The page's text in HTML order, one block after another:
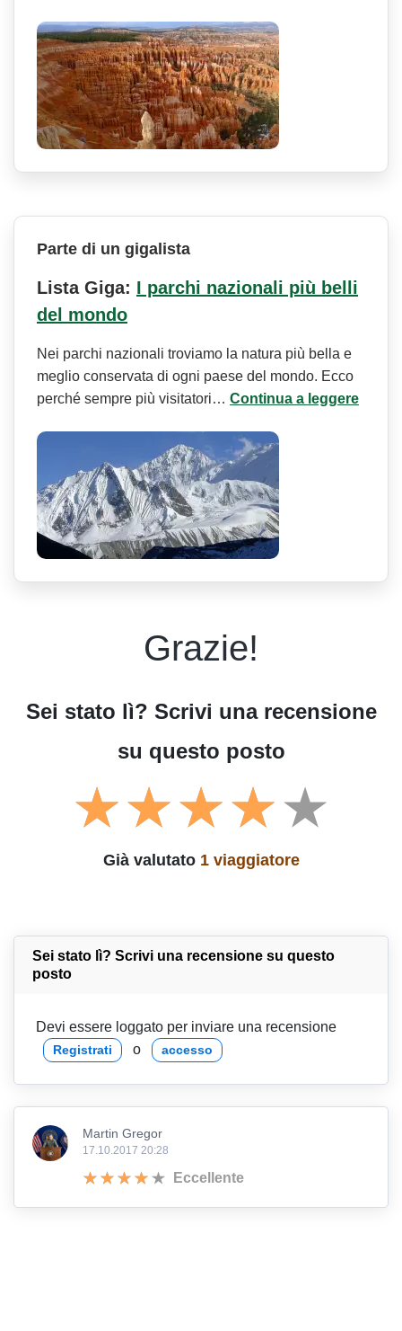
Parte di un gigalista
Lista Giga: I parchi nazionali più belli
del mondo
Nei parchi nazionali troviamo la natura più bella e
meglio conservata di ogni paese del mondo. Ecco
perché sempre più visitatori… Continua a leggere
Grazie!
Sei stato lì? Scrivi una recensione
su questo posto
Già valutato 1 viaggiatore
Sei stato lì? Scrivi una recensione su questo
posto
Devi essere loggato per inviare una recensione
Registrati o accesso
Martin Gregor
17.10.2017 20:28
Eccellente